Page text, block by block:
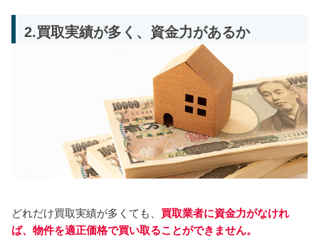
2.買取実績が多く、資金力があるか
どれだけ買取実績が多くても、 買取業者に資金力がなけれ
ば、物件を適正価格で買い取ることができません。